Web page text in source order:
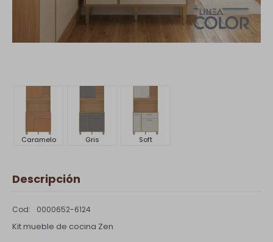
Caramelo Gris Soft
Descripción
0000652-6124
Kit mueble de cocina Zen